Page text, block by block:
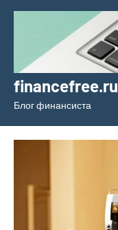
Перейти
содержимому
financefree.ru
Блог финансиста